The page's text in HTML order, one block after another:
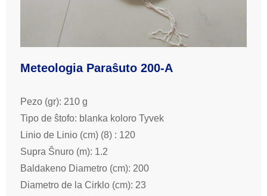
Meteologia Paraŝuto 200-A
Pezo (gr): 210 g
Tipo de ŝtofo: blanka koloro Tyvek
Linio de Linio (cm) (8) : 120
Supra Ŝnuro (m): 1.2
Baldakeno Diametro (cm): 200
Diametro de la Cirklo (cm): 23